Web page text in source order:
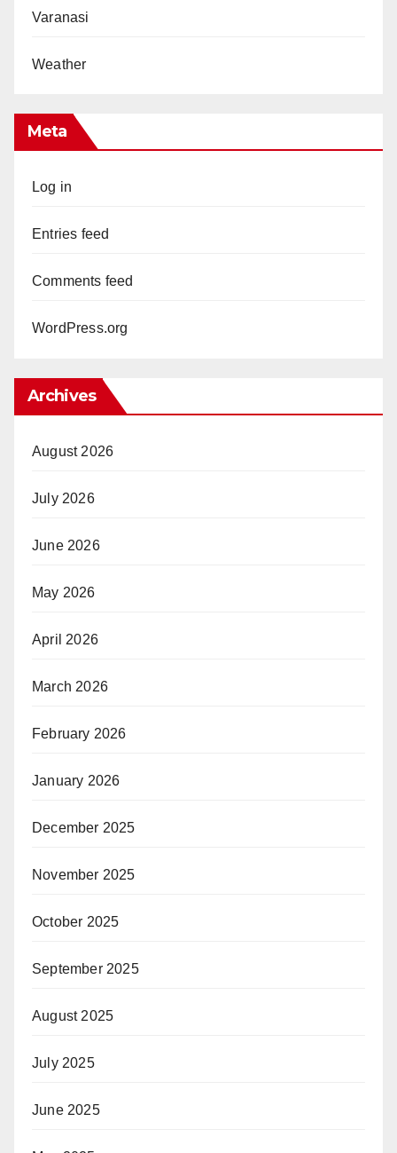
Varanasi
Weather
Meta
Log in
Entries feed
Comments feed
WordPress.org
Archives
August 2026
July 2026
June 2026
May 2026
April 2026
March 2026
February 2026
January 2026
December 2025
November 2025
October 2025
September 2025
August 2025
July 2025
June 2025